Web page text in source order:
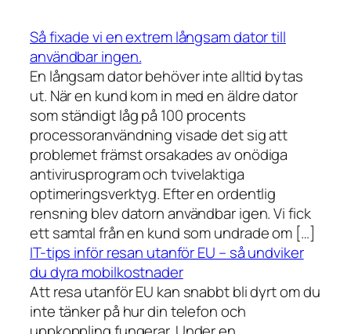
Så fixade vi en extrem långsam dator till
användbar ingen.
En långsam dator behöver inte alltid bytas
ut. När en kund kom in med en äldre dator
som ständigt låg på 100 procents
processoranvändning visade det sig att
problemet främst orsakades av onödiga
antivirusprogram och tvivelaktiga
optimeringsverktyg. Efter en ordentlig
rensning blev datorn användbar igen. Vi fick
ett samtal från en kund som undrade om […]
IT-tips inför resan utanför EU – så undviker
du dyra mobilkostnader
Att resa utanför EU kan snabbt bli dyrt om du
inte tänker på hur din telefon och